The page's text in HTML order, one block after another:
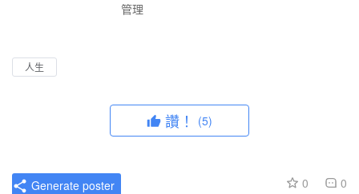
管理
人生
讚！ (5)
0 0
Generate poster